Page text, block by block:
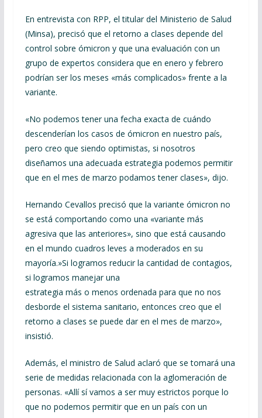
En entrevista con RPP, el titular del Ministerio de Salud
(Minsa), precisó que el retorno a clases depende del
control sobre ómicron y que una evaluación con un
grupo de expertos considera que en enero y febrero
podrían ser los meses «más complicados» frente a la
variante.
«No podemos tener una fecha exacta de cuándo
descenderían los casos de ómicron en nuestro país,
pero creo que siendo optimistas, si nosotros
diseñamos una adecuada estrategia podemos permitir
que en el mes de marzo podamos tener clases», dijo.
Hernando Cevallos precisó que la variante ómicron no
se está comportando como una «variante más
agresiva que las anteriores», sino que está causando
en el mundo cuadros leves a moderados en su
mayoría.»Si logramos reducir la cantidad de contagios,
si logramos manejar una
estrategia más o menos ordenada para que no nos
desborde el sistema sanitario, entonces creo que el
retorno a clases se puede dar en el mes de marzo»,
insistió.
Además, el ministro de Salud aclaró que se tomará una
serie de medidas relacionada con la aglomeración de
personas. «Allí sí vamos a ser muy estrictos porque lo
que no podemos permitir que en un país con un